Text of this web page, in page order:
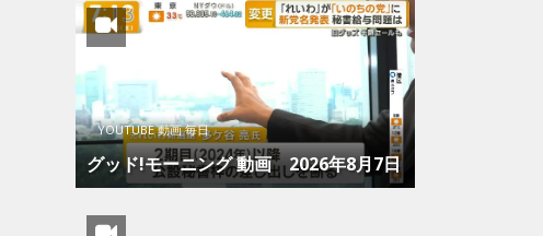
YOUTUBE 動画 毎日
グッド!モーニング 動画 2026年8月7日